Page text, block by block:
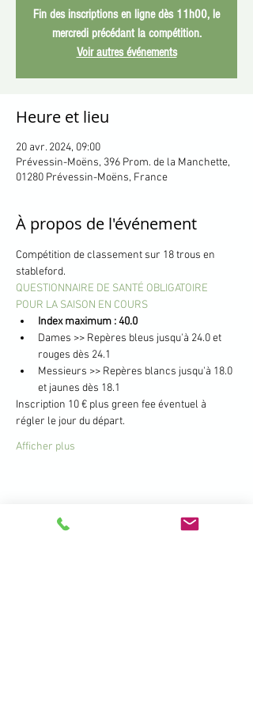
Fin des inscriptions en ligne dès 11h00, le
mercredi précédant la compétition.
Voir autres événements
Heure et lieu
20 avr. 2024, 09:00
Prévessin-Moëns, 396 Prom. de la Manchette,
01280 Prévessin-Moëns, France
À propos de l'événement
Compétition de classement sur 18 trous en
stableford.
QUESTIONNAIRE DE SANTÉ OBLIGATOIRE
POUR LA SAISON EN COURS
Index maximum : 40.0
Dames >> Repères bleus jusqu'à 24.0 et
rouges dès 24.1
Messieurs >> Repères blancs jusqu'à 18.0
et jaunes dès 18.1
Inscription 10 € plus green fee éventuel à
régler le jour du départ.
Afficher plus
Partager cet événement